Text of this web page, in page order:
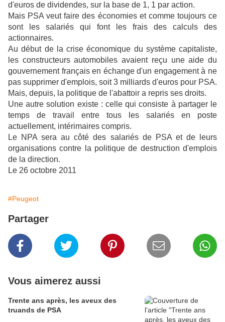
d'euros de dividendes, sur la base de 1, 1 par action.
Mais PSA veut faire des économies et comme toujours ce
sont les salariés qui font les frais des calculs des
actionnaires.
Au début de la crise économique du système capitaliste,
les constructeurs automobiles avaient reçu une aide du
gouvernement français en échange d'un engagement à ne
pas supprimer d'emplois, soit 3 milliards d'euros pour PSA.
Mais, depuis, la politique de l'abattoir a repris ses droits.
Une autre solution existe : celle qui consiste à partager le
temps de travail entre tous les salariés en poste
actuellement, intérimaires compris.
Le NPA sera au côté des salariés de PSA et de leurs
organisations contre la politique de destruction d'emplois
de la direction.
Le 26 octobre 2011
#Peugeot
Partager
Vous aimerez aussi
Trente ans après, les aveux des
truands de PSA